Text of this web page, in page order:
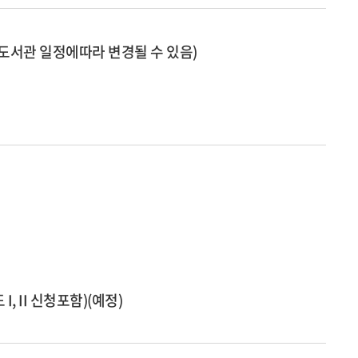
관 일정에따라 변경될 수 있음)
I, II 신청포함)(예정)